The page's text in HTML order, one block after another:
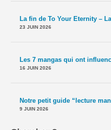
23 JUIN 2026
16 JUIN 2026
9 JUIN 2026